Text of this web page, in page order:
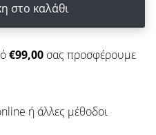
στο καλάθι
€99,00 σας προσφέρουμε
ή άλλες μέθοδοι